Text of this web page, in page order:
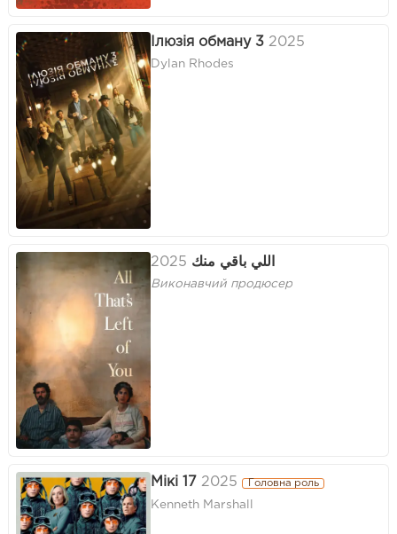
Ілюзія обману 3 2025
Dylan Rhodes
اللي باقي منك 2025
Виконавчий продюсер
Мікі 17 2025 Головна роль
Kenneth Marshall